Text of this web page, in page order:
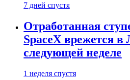
7 дней спустя
Отработанная
SpaceX врежется в
следующей неделе
1 неделя спустя